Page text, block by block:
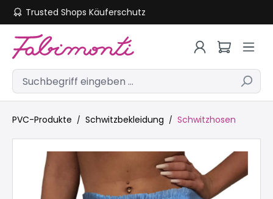
Zum Hauptinhalt springen
Trusted Shops Käuferschutz
PVC-Produkte Schwitzbekleidung Schwitzhosen